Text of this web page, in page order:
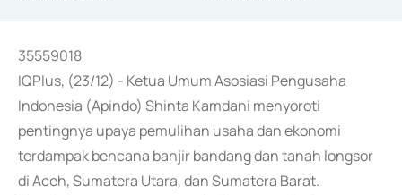
35559018
IQPlus, (23/12) - Ketua Umum Asosiasi Pengusaha
Indonesia (Apindo) Shinta Kamdani menyoroti
pentingnya upaya pemulihan usaha dan ekonomi
terdampak bencana banjir bandang dan tanah longsor
di Aceh, Sumatera Utara, dan Sumatera Barat.